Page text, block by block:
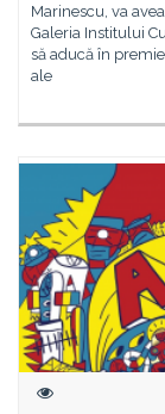
Marinescu, va
Galeria Institului
să aducă în
ale